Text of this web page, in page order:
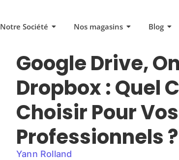
Notre Société Nos magasins Blog
Google Drive,
Dropbox : Quel
Choisir Pour
Professionnels ?
Yann Rolland